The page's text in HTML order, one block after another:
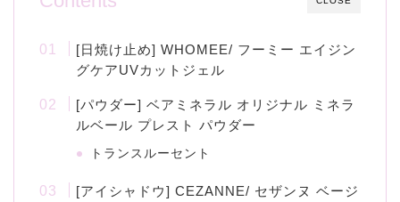
[日焼け止め] WHOMEE/ フーミー エイジン
グケアUVカットジェル
[パウダー] ベアミネラル オリジナル ミネラ
ルベール プレスト パウダー
トランスルーセント
[アイシャドウ] CEZANNE/ セザンヌ ベージ